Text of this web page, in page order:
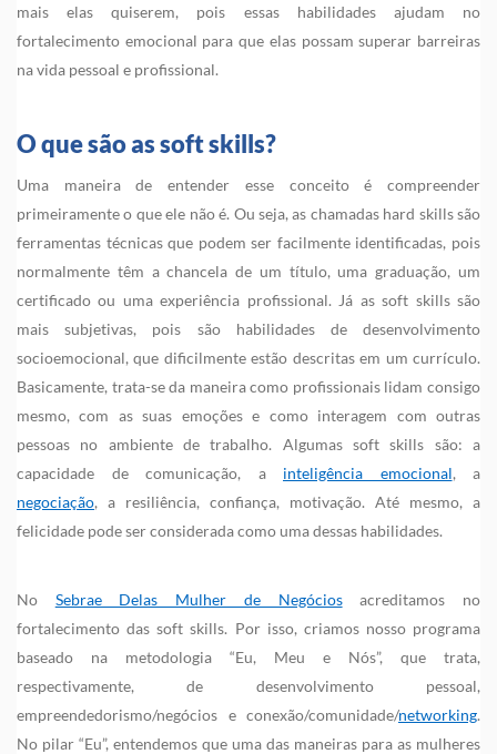
mais elas quiserem, pois essas habilidades ajudam no
fortalecimento emocional para que elas possam superar barreiras
na vida pessoal e profissional.
O que são as soft skills?
Uma maneira de entender esse conceito é compreender
primeiramente o que ele não é. Ou seja, as chamadas hard skills são
ferramentas técnicas que podem ser facilmente identificadas, pois
normalmente têm a chancela de um título, uma graduação, um
certificado ou uma experiência profissional. Já as soft skills são
mais subjetivas, pois são habilidades de desenvolvimento
socioemocional, que dificilmente estão descritas em um currículo.
Basicamente, trata-se da maneira como profissionais lidam consigo
mesmo, com as suas emoções e como interagem com outras
pessoas no ambiente de trabalho. Algumas soft skills são: a
capacidade de comunicação, a inteligência emocional, a
negociação, a resiliência, confiança, motivação. Até mesmo, a
felicidade pode ser considerada como uma dessas habilidades.
No Sebrae Delas Mulher de Negóciosacreditamos no
fortalecimento das soft skills. Por isso, criamos nosso programa
baseado na metodologia “Eu, Meu e Nós”, que trata,
respectivamente, de desenvolvimento pessoal,
empreendedorismo/negócios e conexão/comunidade/networking.
No pilar “Eu”, entendemos que uma das maneiras para as mulheres